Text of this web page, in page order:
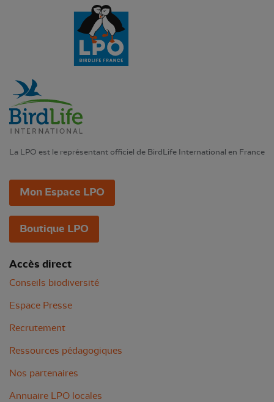
La LPO est le représentant officiel de BirdLife International en France
Mon Espace LPO
Boutique LPO
Accès direct
Conseils biodiversité
Espace Presse
Recrutement
Ressources pédagogiques
Nos partenaires
Annuaire LPO locales